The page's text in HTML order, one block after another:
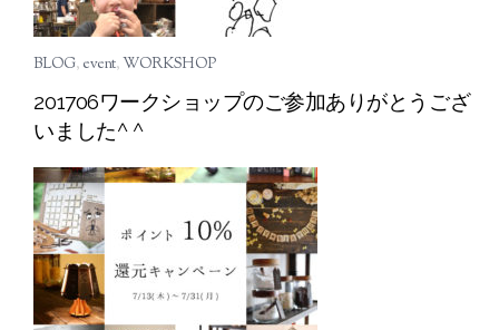
BLOG, event,WORKSHOP
201706ワークショップのご参加ありがとうござ
いました^ ^